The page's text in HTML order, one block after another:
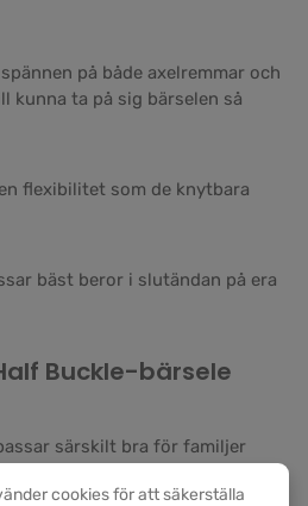
på både axelremmar och
kunna ta på sig bärselen så
flexibilitet som de knytbara
bäst beror i slutändan på era
Buckle-bärsele
särskilt bra för familjer
cookies för att säkerställa